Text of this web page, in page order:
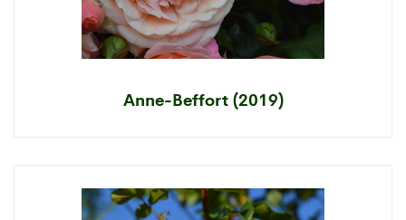
Anne-Beffort (2019)